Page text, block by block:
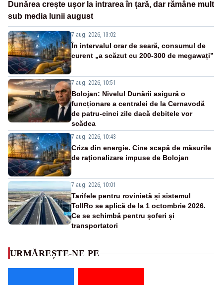
Dunărea crește ușor la intrarea în țară, dar rămâne mult
sub media lunii august
7 aug. 2026, 13:02
În intervalul orar de seară, consumul de
curent „a scăzut cu 200-300 de megawați”
7 aug. 2026, 10:51
Bolojan: Nivelul Dunării asigură o
funcționare a centralei de la Cernavodă
de patru-cinci zile dacă debitele vor
scădea
7 aug. 2026, 10:43
Criza din energie. Cine scapă de măsurile
de raționalizare impuse de Bolojan
7 aug. 2026, 10:01
Tarifele pentru rovinietă și sistemul
TollRo se aplică de la 1 octombrie 2026.
Ce se schimbă pentru șoferi și
transportatori
URMĂREȘTE-NE PE